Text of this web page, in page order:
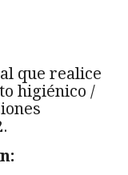
que realice
higiénico /